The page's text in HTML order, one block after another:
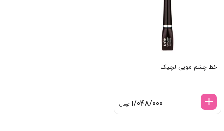
خط چشم مویی لچیک
1/048/000 تومان